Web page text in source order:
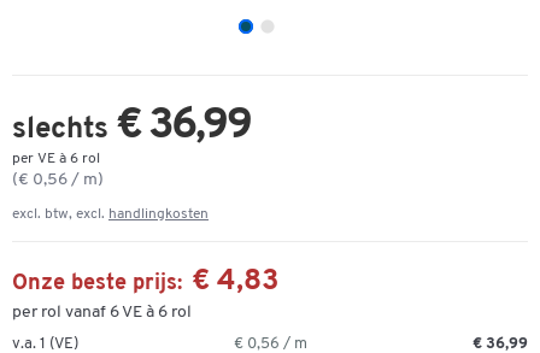
slechts € 36,99
per VE à 6 rol
(€ 0,56 / m)
excl. btw, excl. handlingkosten
Onze beste prijs: € 4,83
per rol vanaf 6 VE à 6 rol
v.a. 1 (VE) € 0,56 / m
€ 36,99